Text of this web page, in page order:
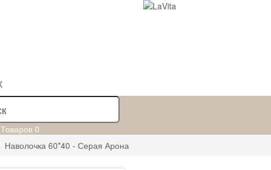
Товаров 0
Наволочка 60*40 - Серая Арона